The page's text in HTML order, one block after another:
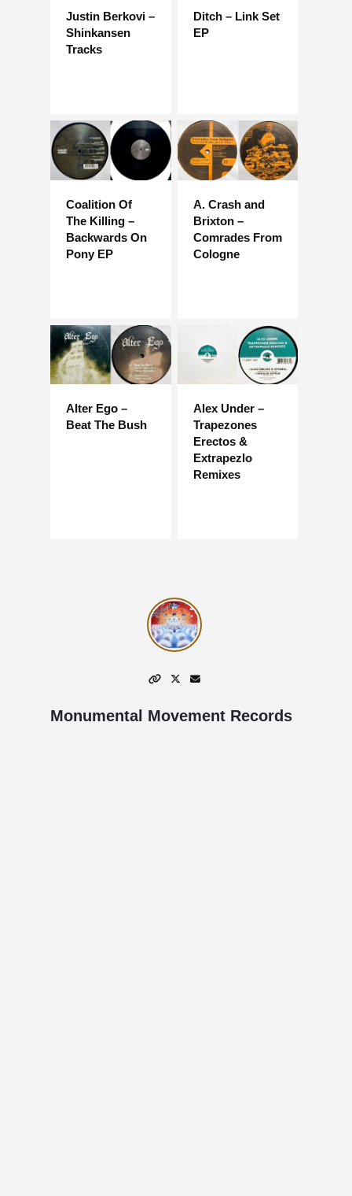
Justin Berkovi –
Shinkansen
Tracks
Ditch – Link Set
EP
Coalition Of
The Killing –
Backwards On
Pony EP
A. Crash and
Brixton –
Comrades From
Cologne
Alter Ego –
Beat The Bush
Alex Under –
Trapezones
Erectos &
Extrapezlo
Remixes
Monumental Movement Records